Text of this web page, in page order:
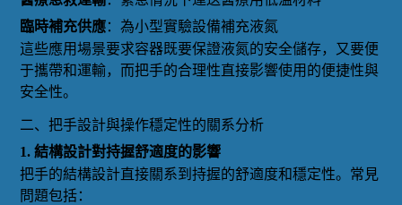
臨時補充供應：為小型實驗設備補充液氮
這些應用場景要求容器既要保證液氮的安全儲存，又要便
于攜帶和運輸，而把手的合理性直接影響使用的便捷性與
安全性。
二、把手設計與操作穩定性的關系分析
1. 結構設計對持握舒適度的影響
把手的結構設計直接關系到持握的舒適度和穩定性。常見
問題包括：